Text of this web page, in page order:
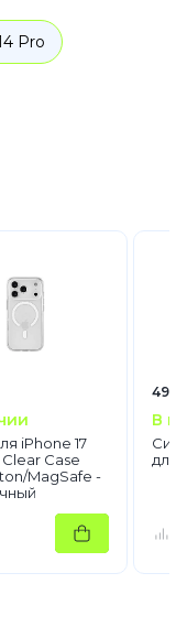
Pro
iPhone 17
Case
MagSafe -
490
В
для